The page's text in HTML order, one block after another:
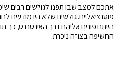
אתכם למצב שבו תפנו לגולשים רבים
פוטנציאליים. גולשים שלא היו מודעים
הייתם פונים אליהם דרך האינטרנט, כך
החשיפה בצורה ניכרת.